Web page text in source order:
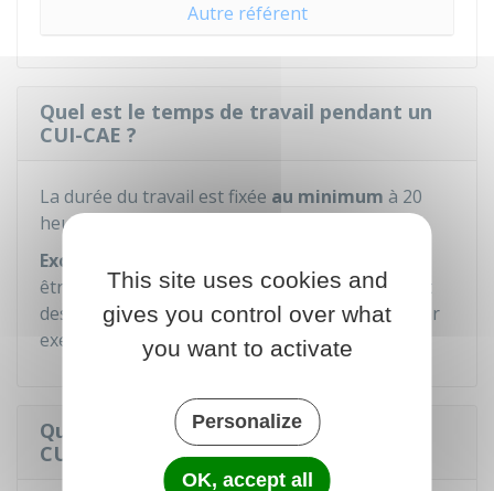
Autre référent
Quel est le temps de travail pendant un
CUI-CAE ?
La durée du travail est fixée au minimum à 20
heures par semaine.
Exceptionnellement
être inférieure à ce seuil pour les salariés ayant
des difficultés particulièrement importantes (par
exemple, un handicap).
Quelle est la rémunération pendant un
CUI-CAE ?
This site uses cookies and
gives you control over what
you want to activate
Personalize
OK, accept all